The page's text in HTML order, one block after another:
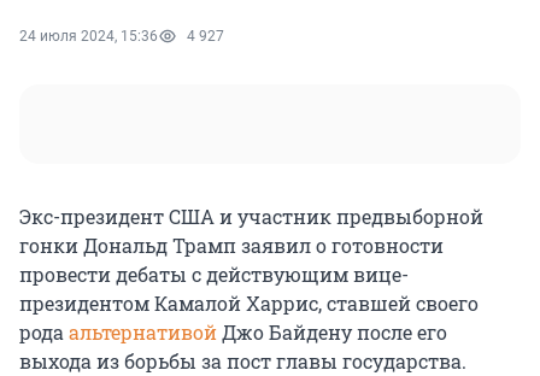
24 июля 2024, 15:36 4 927
Экс-президент США и участник предвыборной
гонки Дональд Трамп заявил о готовности
провести дебаты с действующим вице-
президентом Камалой Харрис, ставшей своего
рода альтернативойДжо Байдену после его
выхода из борьбы за пост главы государства.